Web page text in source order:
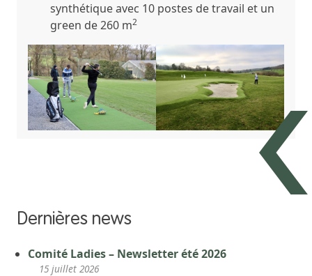
synthétique avec 10 postes de travail et un
green de 260 m2
Dernières news
Comité Ladies – Newsletter été 2026
15 juillet 2026